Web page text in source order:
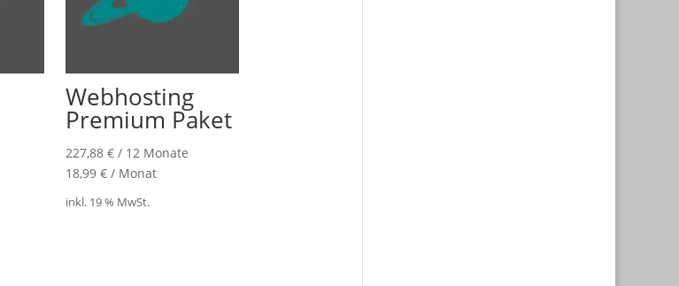
Webhosting
Premium Paket
227,88€ / 12 Monate
18,99€ / Monat
inkl. 19 % MwSt.